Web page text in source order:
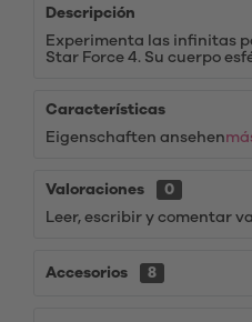
Descripción
Experimenta las infinitas
Star Force 4. Su cuerpo
Características
Eigenschaften ansehen
Valoraciones
0
Leer, escribir y comentar
Accesorios 8